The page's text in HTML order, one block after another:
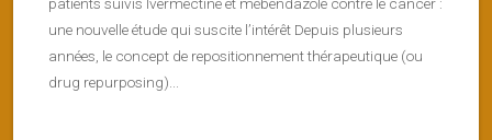
patients suivis Ivermectine et mébendazole contre le cancer :
une nouvelle étude qui suscite l’intérêt Depuis plusieurs
années, le concept de repositionnement thérapeutique (ou
drug repurposing)...